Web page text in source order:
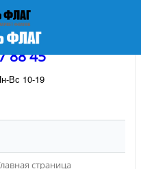
88 45
Вс 10-19
страница